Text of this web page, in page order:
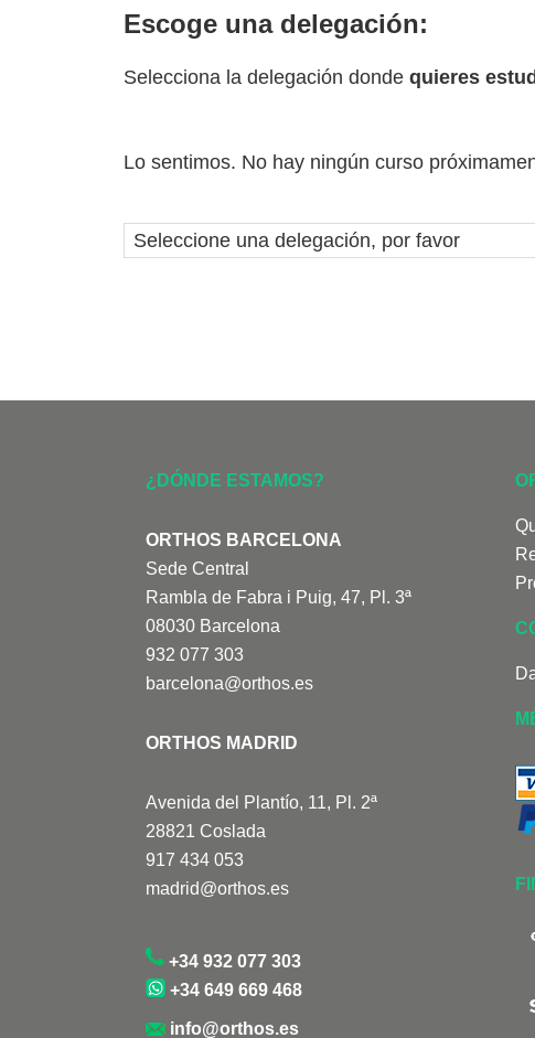
Escoge una delegación:
Selecciona la delegación donde quieres
Lo sentimos. No hay ningún curso
¿DÓNDE ESTAMOS?
ORTHOS BARCELONA
Sede Central
Rambla de Fabra i Puig, 47, Pl. 3ª
08030 Barcelona
932 077 303
barcelona@orthos.es
ORTHOS MADRID
Avenida del Plantío, 11, Pl. 2ª
28821 Coslada
917 434 053
madrid@orthos.es
+34 932 077 303
+34 649 669 468
info@orthos.es